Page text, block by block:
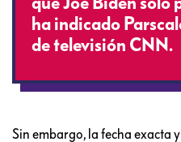
ha indicado
de televisión CNN.
Sin embargo, la fecha exacta